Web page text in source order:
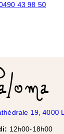
43 98 50
19, 4000
12h00-18h00